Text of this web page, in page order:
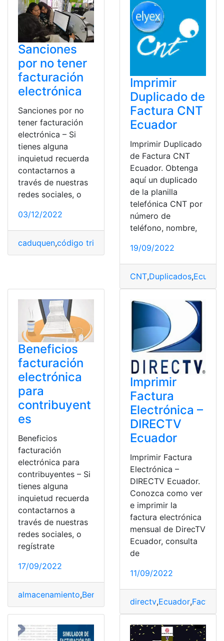
Sanciones
por no tener
facturación
electrónica
Sanciones por no
tener facturación
electrónica – Si
tienes alguna
inquietud recuerda
contactarnos a
través de nuestras
redes sociales, o
03/12/2022
caduquen,código tributario contribuyentes
Imprimir
Duplicado de
Factura CNT
Ecuador
Imprimir Duplicado
de Factura CNT
Ecuador. Obtenga
aquí un duplicado
de la planilla
telefónica CNT por
número de
teléfono, nombre,
19/09/2022
CNT,Duplicados,
Beneficios
facturación
electrónica
para
contribuyent
es
Beneficios
facturación
electrónica para
contribuyentes – Si
tienes alguna
inquietud recuerda
contactarnos a
través de nuestras
redes sociales, o
regístrate
17/09/2022
almacenamiento,Beneficios
Imprimir
Factura
Electrónica –
DIRECTV
Ecuador
Imprimir Factura
Electrónica –
DIRECTV Ecuador.
Conozca como ver
e imprimir la
factura electrónica
mensual de DirecTV
Ecuador, consulta
de
11/09/2022
directv,Ecuador,Factura